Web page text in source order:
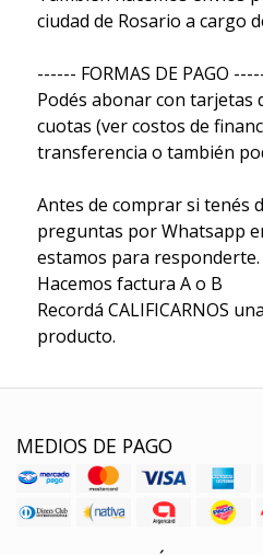
ciudad de Rosario a cargo
------ FORMAS DE PAGO
Podés abonar con tarjetas
cuotas (ver costos de
transferencia o también
Antes de comprar si tenés
preguntas por Whatsapp
estamos para responderte.
Hacemos factura A o B
Recordá CALIFICARNOS
producto.
MEDIOS DE PAGO